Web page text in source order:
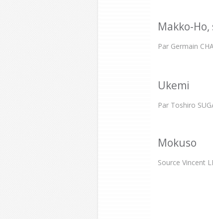
Makko-
Par Germain
Ukemi
Par Toshiro
Mokuso
Source Vincent